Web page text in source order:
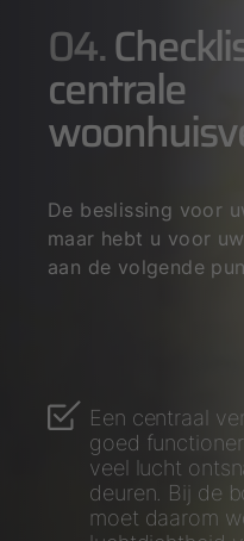
04.
centrale
De beslissing voor
maar hebt u voor
aan de volgende
Een centraal
goed
veel lucht
deuren. Bij de
moet daarom